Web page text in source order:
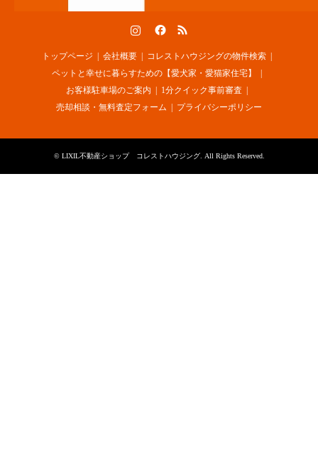
トップページ 会社概要
コレストハウジングの物件検索
ペットと幸せに暮らすための【愛犬家・愛猫家住宅】
お客様駐車場のご案内
1分クイック事前審査
売却相談・無料査定フォーム
プライバシーポリシー
© LIXIL不動産ショップ コレストハウジング. All Rights Reserved.